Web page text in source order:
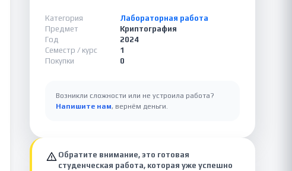
Категория
Лабораторная работа
Предмет
Криптография
Год
2024
Семестр / курс
1
Покупки
0
Возникли сложности или не устроила работа?
Напишите нам, вернём деньги.
Обратите внимание, это готовая
студенческая работа, которая уже успешно